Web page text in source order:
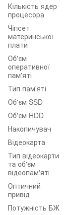
Кількість ядер
процесора
Чіпсет
материнської
плати
Об'єм
оперативної
пам'яті
Тип пам'яті
Об'єм SSD
Об'єм HDD
Накопичувач
Відеокарта
Тип відеокарти
та об'єм
відеопам'яті
Оптичний
привід
Потужність БЖ